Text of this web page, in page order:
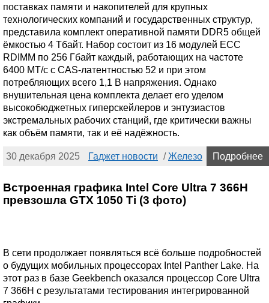
поставках памяти и накопителей для крупных
технологических компаний и государственных структур,
представила комплект оперативной памяти DDR5 общей
ёмкостью 4 Тбайт. Набор состоит из 16 модулей ECC
RDIMM по 256 Гбайт каждый, работающих на частоте
6400 МТ/с с CAS-латентностью 52 и при этом
потребляющих всего 1,1 В напряжения. Однако
внушительная цена комплекта делает его уделом
высокобюджетных гиперскейлеров и энтузиастов
экстремальных рабочих станций, где критически важны
как объём памяти, так и её надёжность.
30 декабря 2025 Гаджет новости /Железо Подробнее
Встроенная графика Intel Core Ultra 7 366H
превзошла GTX 1050 Ti (3 фото)
В сети продолжает появляться всё больше подробностей
о будущих мобильных процессорах Intel Panther Lake. На
этот раз в базе Geekbench оказался процессор Core Ultra
7 366H с результатами тестирования интегрированной